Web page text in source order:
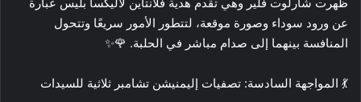
عن ورود سوداء وصورة موقعة، لتتطور الأمور سريعًا وتتحول
المنافسة بينهما إلى صدام مباشر في الحلبة. 🌹✨
💃 المواجهة السادسة: تصفيات إليمنيشن تشامبر ثلاثية للسيدات